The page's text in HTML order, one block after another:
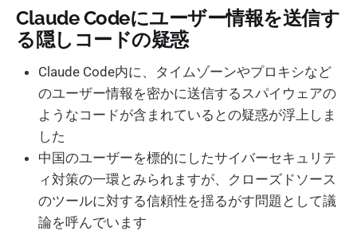
Claude Codeにユーザー情報を送信す
る隠しコードの疑惑
Claude Code内に、タイムゾーンやプロキシなど
のユーザー情報を密かに送信するスパイウェアの
ようなコードが含まれているとの疑惑が浮上しま
した
中国のユーザーを標的にしたサイバーセキュリテ
ィ対策の一環とみられますが、クローズドソース
のツールに対する信頼性を揺るがす問題として議
論を呼んでいます